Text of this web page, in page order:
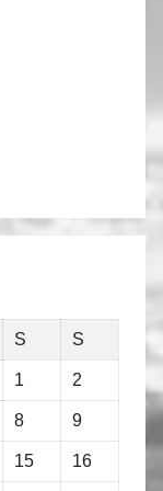
S S
1 2
8 9
15 16